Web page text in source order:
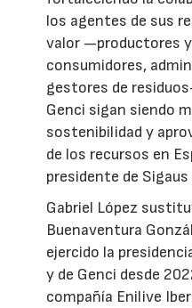
los agentes de sus
valor —productores
consumidores,
gestores de
Genci sigan siendo
sostenibilidad y
de los recursos en
presidente de Sigaus
Gabriel López
Buenaventura
ejercido la
y de Genci desde
compañía Enilive